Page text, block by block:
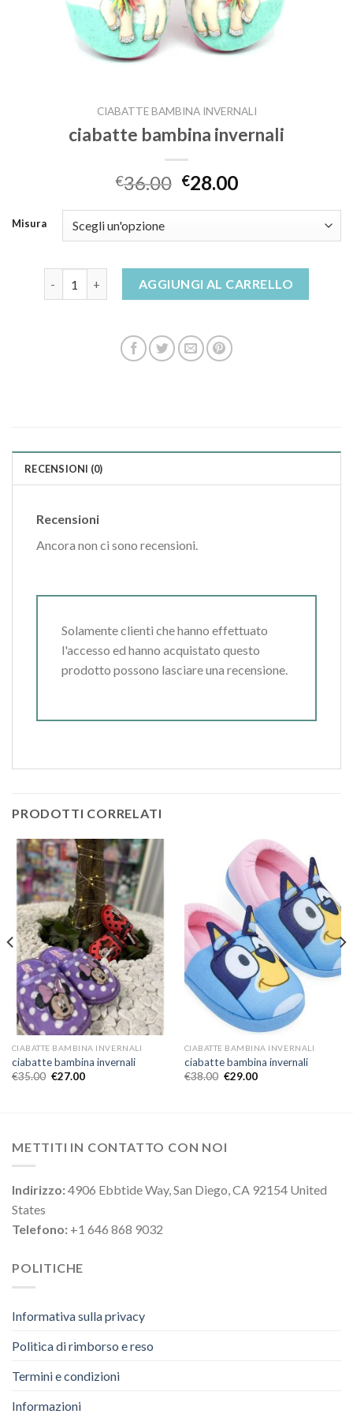
CIABATTE BAMBINA INVERNALI
ciabatte bambina invernali
€36.00 €28.00
Misura
AGGIUNGI AL CARRELLO
RECENSIONI (0)
Recensioni
Ancora non ci sono recensioni.
Solamente clienti che hanno effettuato
l'accesso ed hanno acquistato questo
prodotto possono lasciare una recensione.
PRODOTTI CORRELATI
CIABATTE BAMBINA INVERNALI
ciabatte bambina invernali
€35.00 €27.00
CIABATTE BAMBINA INVERNALI
ciabatte bambina invernali
€38.00 €29.00
METTITI IN CONTATTO CON NOI
Indirizzo:4906 Ebbtide Way, San Diego, CA 92154 United
States
Telefono: +1 646 868 9032
POLITICHE
Informativa sulla privacy
Politica di rimborso e reso
Termini e condizioni
Informazioni